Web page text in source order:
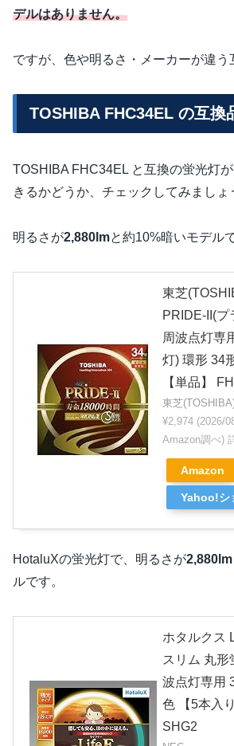
デルはありません。
ですが、色や明るさ・メーカーが違う
TOSHIBA FHC34EL の互換
TOSHIBA FHC34EL と互換の蛍光灯
きるかどうか、チェックしてみましょ
明るさが2,880lmと約10%暗いモデル
東芝
PRIDE-II(プ
周波点灯専
灯) 環形 34
【単品】
東芝
¥2,974 (2026/
Amazon調べ)
Amazon
Yahoo!シ
HotaluXの蛍光灯で、明るさが2,880lm
ルです。
ホタルクス
スリム 丸形
波点灯専用
色 【5本入
SHG2